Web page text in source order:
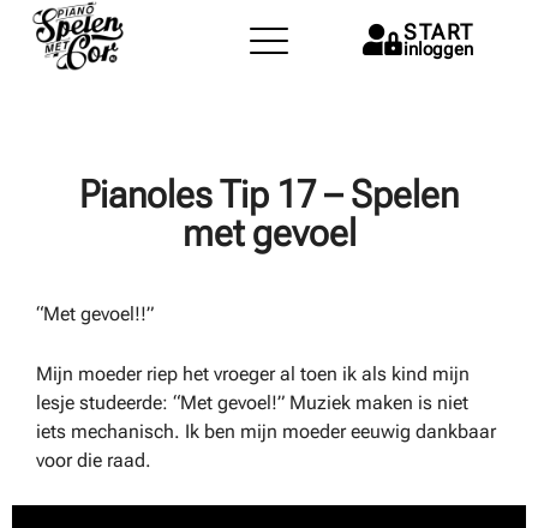
START
inloggen
Pianoles Tip 17 – Spelen
met gevoel
“Met gevoel!!”
Mijn moeder riep het vroeger al toen ik als kind mijn
lesje studeerde: “Met gevoel!” Muziek maken is niet
iets mechanisch. Ik ben mijn moeder eeuwig dankbaar
voor die raad.